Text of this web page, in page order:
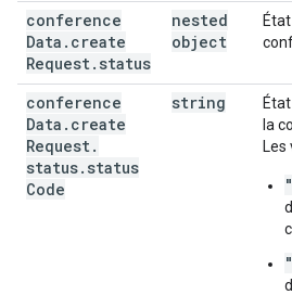
conference
Data . create
Request. status
nested
object
conference
Data . create
Request.
status. status
Code
string
la
Les